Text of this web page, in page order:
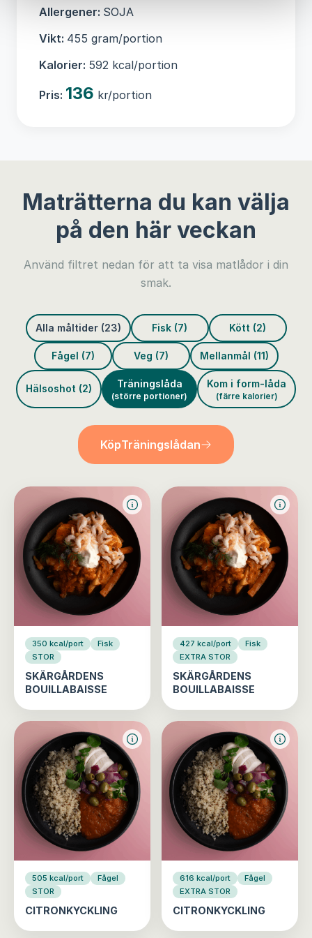
Allergener: SOJA
Vikt: 455 gram/portion
Kalorier: 592 kcal/portion
Pris: 136 kr/portion
Maträtterna du kan välja
på den här veckan
Använd filtret nedan för att ta visa matlådor i din
smak.
Alla måltider (23) Fisk (7) Kött (2)
Fågel (7) Veg (7) Mellanmål (11)
Hälsoshot (2) Träningslåda
(större portioner)
Kom i form-låda
(färre kalorier)
KöpTräningslådan
350 kcal/port
Fisk
STOR
SKÄRGÅRDENS
BOUILLABAISSE
427 kcal/port
Fisk
EXTRA STOR
SKÄRGÅRDENS
BOUILLABAISSE
505 kcal/port
Fågel
STOR
CITRONKYCKLING
616 kcal/port
Fågel
EXTRA STOR
CITRONKYCKLING